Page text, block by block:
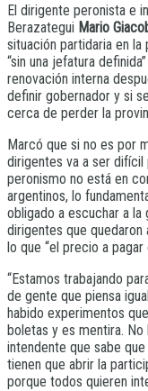
El dirigente peronista e
Berazategui Mario
situación partidaria en
“sin una jefatura
renovación interna
definir gobernador y si
cerca de perder la
Marcó que si no es por
dirigentes va a ser difícil
peronismo no está en
argentinos, lo
obligado a escuchar a la
dirigentes que quedaron
lo que “el precio a pagar
“Estamos trabajando
de gente que piensa
habido experimentos
boletas y es mentira.
intendente que sabe
tienen que abrir la
porque todos quieren